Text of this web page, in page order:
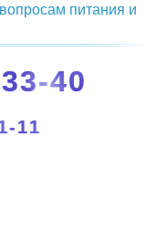
питания и
40
11